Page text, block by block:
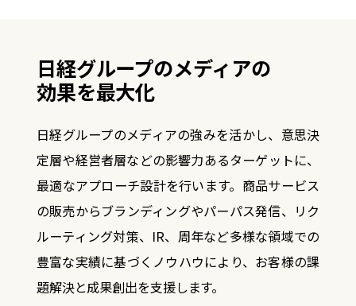
日経グループのメディアの
効果を最大化
日経グループのメディアの強みを活かし、意思決
定層や経営者層などの影響力あるターゲットに、
最適なアプローチ設計を行います。 商品サービス
の販売からブランディングやパーパス発信、リク
ルーティング対策、IR、周年など多様な領域での
豊富な実績に基づくノウハウにより、お客様の課
題解決と成果創出を支援します。